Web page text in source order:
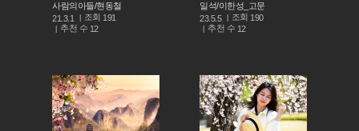
사람의아들/현동철
21.3.1
조회 191
추천 수 12
일석/이한성_고문
23.5.5
조회 190
추천 수 12